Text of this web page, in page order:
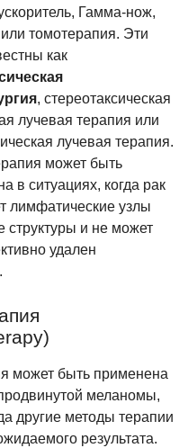
Гамма-нож,
томотерапия. Эти
как
, стереотаксическая
лучевая терапия или
лучевая терапия.
может быть
в ситуациях, когда рак
лимфатические узлы
структуры и не может
удален
может быть применена
меланомы,
другие методы терапии
результата.